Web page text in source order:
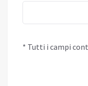
* Tutti i campi